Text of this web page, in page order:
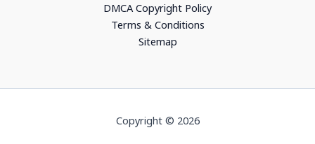
DMCA Copyright Policy
Terms & Conditions
Sitemap
Copyright © 2026